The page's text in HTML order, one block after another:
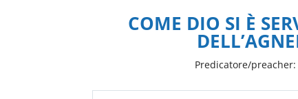
COME DIO SI È
Predicatore/preacher: